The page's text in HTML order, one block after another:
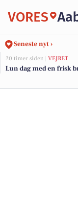
VORES
Seneste nyt ›
20 timer siden | VEJRET
Lun dag med en frisk